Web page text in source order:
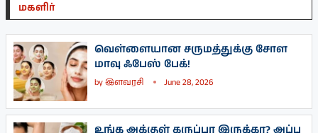
மகளிர்
வெள்ளையான சருமத்துக்கு சோள
மாவு ஃபேஸ் பேக்!
byஇளவரசி June 28, 2026
உங்க அக்குள் கருப்பா இருக்கா? அப்ப